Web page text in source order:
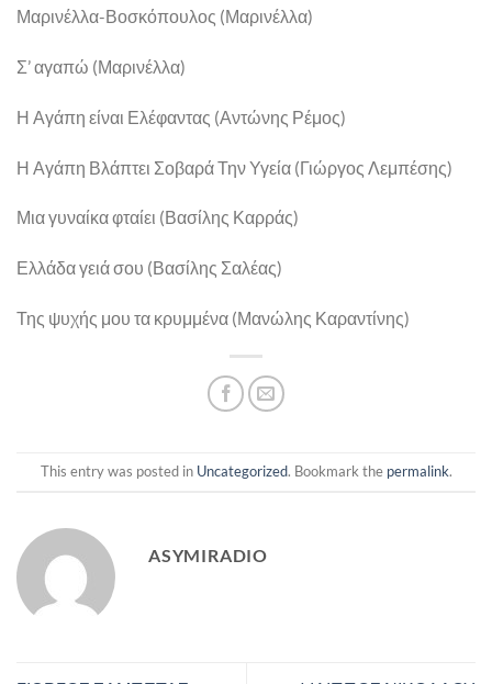
Μαρινέλλα-Βοσκόπουλος (Μαρινέλλα)
Σ’ αγαπώ (Μαρινέλλα)
Η Αγάπη είναι Ελέφαντας (Αντώνης Ρέμος)
Η Αγάπη Βλάπτει Σοβαρά Την Υγεία (Γιώργος Λεμπέσης)
Μια γυναίκα φταίει (Βασίλης Καρράς)
Ελλάδα γειά σου (Βασίλης Σαλέας)
Της ψυχής μου τα κρυμμένα (Μανώλης Καραντίνης)
This entry was posted in Uncategorized. Bookmark the permalink.
ASYMIRADIO